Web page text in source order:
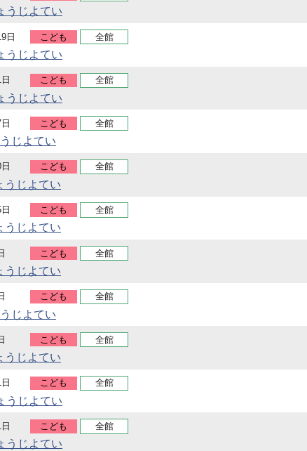
うじよてい
日 こども 全館
うじよてい
こども 全館
うじよてい
こども 全館
じよてい
こども 全館
うじよてい
こども 全館
うじよてい
こども 全館
うじよてい
こども 全館
じよてい
こども 全館
うじよてい
こども 全館
うじよてい
こども 全館
うじよてい